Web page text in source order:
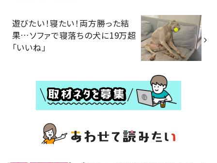
遊びたい！寝たい！両方勝った結
果…ソファで寝落ちの犬に19万超
「いいね」